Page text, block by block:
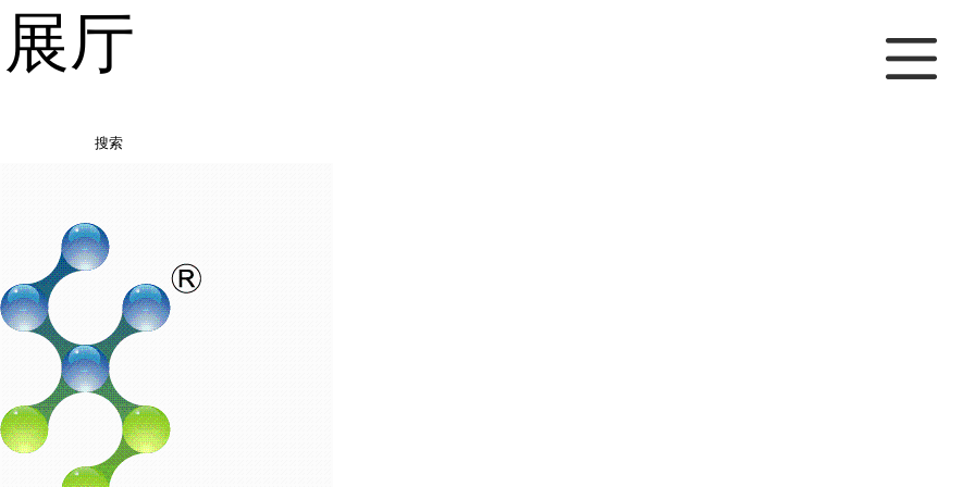
厅
搜索